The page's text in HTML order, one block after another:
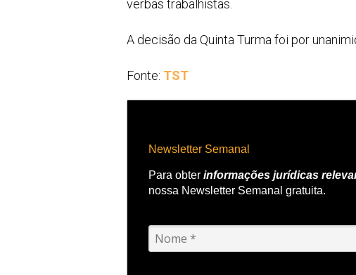
verbas trabalhistas.
A decisão da Quinta Turma foi por
Fonte: TST
Newsletter Semanal
Para obter informações jurídicas
nossa Newsletter Semanal gratuita.